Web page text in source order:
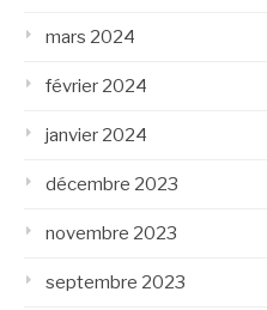
mars 2024
février 2024
janvier 2024
décembre 2023
novembre 2023
septembre 2023